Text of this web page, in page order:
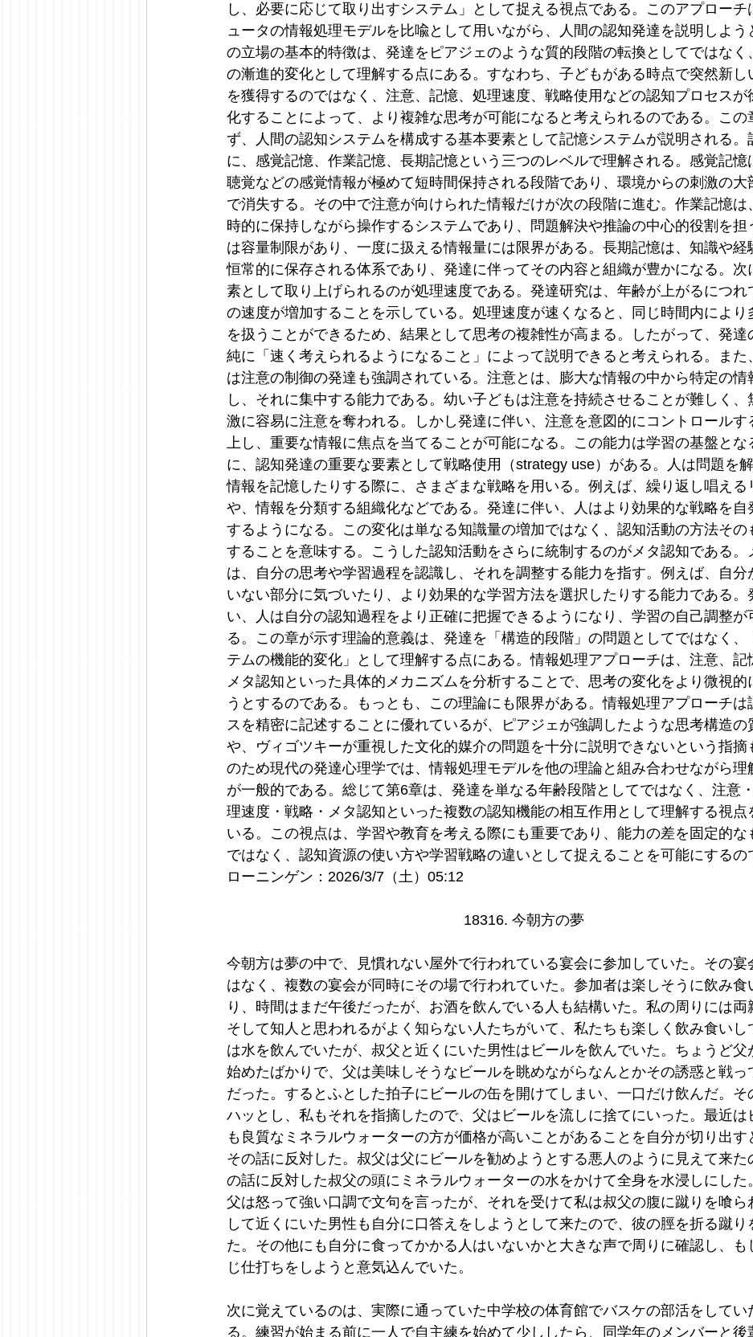
し、必要に応じて取り出すシステム」として捉える視点である。このアプローチ
ュータの情報処理モデルを比喩として用いながら、人間の認知発達を説明しよう
の立場の基本的特徴は、発達をピアジェのような質的段階の転換としてではなく
の漸進的変化として理解する点にある。すなわち、子どもがある時点で突然新し
を獲得するのではなく、注意、記憶、処理速度、戦略使用などの認知プロセスが
化することによって、より複雑な思考が可能になると考えられるのである。この
ず、人間の認知システムを構成する基本要素として記憶システムが説明される。
に、感覚記憶、作業記憶、長期記憶という三つのレベルで理解される。感覚記憶
聴覚などの感覚情報が極めて短時間保持される段階であり、環境からの刺激の大
で消失する。その中で注意が向けられた情報だけが次の段階に進む。作業記憶は
時的に保持しながら操作するシステムであり、問題解決や推論の中心的役割を担
は容量制限があり、一度に扱える情報量には限界がある。長期記憶は、知識や経
恒常的に保存される体系であり、発達に伴ってその内容と組織が豊かになる。次
素として取り上げられるのが処理速度である。発達研究は、年齢が上がるにつれ
の速度が増加することを示している。処理速度が速くなると、同じ時間内により
を扱うことができるため、結果として思考の複雑性が高まる。したがって、発達
純に「速く考えられるようになること」によって説明できると考えられる。また
は注意の制御の発達も強調されている。注意とは、膨大な情報の中から特定の情
し、それに集中する能力である。幼い子どもは注意を持続させることが難しく、
激に容易に注意を奪われる。しかし発達に伴い、注意を意図的にコントロールす
上し、重要な情報に焦点を当てることが可能になる。この能力は学習の基盤とな
に、認知発達の重要な要素として戦略使用（strategy use）がある。人は問題を
情報を記憶したりする際に、さまざまな戦略を用いる。例えば、繰り返し唱える
や、情報を分類する組織化などである。発達に伴い、人はより効果的な戦略を自
するようになる。この変化は単なる知識量の増加ではなく、認知活動の方法その
することを意味する。こうした認知活動をさらに統制するのがメタ認知である。
は、自分の思考や学習過程を認識し、それを調整する能力を指す。例えば、自分
いない部分に気づいたり、より効果的な学習方法を選択したりする能力である。
い、人は自分の認知過程をより正確に把握できるようになり、学習の自己調整が
る。この章が示す理論的意義は、発達を「構造的段階」の問題としてではなく、
テムの機能的変化」として理解する点にある。情報処理アプローチは、注意、記
メタ認知といった具体的メカニズムを分析することで、思考の変化をより微視的
うとするのである。もっとも、この理論にも限界がある。情報処理アプローチは
スを精密に記述することに優れているが、ピアジェが強調したような思考構造の
や、ヴィゴツキーが重視した文化的媒介の問題を十分に説明できないという指摘
のため現代の発達心理学では、情報処理モデルを他の理論と組み合わせながら理
が一般的である。総じて第6章は、発達を単なる年齢段階としてではなく、注意
理速度・戦略・メタ認知といった複数の認知機能の相互作用として理解する視点
いる。この視点は、学習や教育を考える際にも重要であり、能力の差を固定的な
ではなく、認知資源の使い方や学習戦略の違いとして捉えることを可能にするの
ローニンゲン：2026/3/7（土）05:12
18316. 今朝方の夢
今朝方は夢の中で、見慣れない屋外で行われている宴会に参加していた。その宴
はなく、複数の宴会が同時にその場で行われていた。参加者は楽しそうに飲み食
り、時間はまだ午後だったが、お酒を飲んでいる人も結構いた。私の周りには両
そして知人と思われるがよく知らない人たちがいて、私たちも楽しく飲み食いし
は水を飲んでいたが、叔父と近くにいた男性はビールを飲んでいた。ちょうど父
始めたばかりで、父は美味しそうなビールを眺めながらなんとかその誘惑と戦っ
だった。するとふとした拍子にビールの缶を開けてしまい、一口だけ飲んだ。そ
ハッとし、私もそれを指摘したので、父はビールを流しに捨てにいった。最近は
も良質なミネラルウォーターの方が価格が高いことがあることを自分が切り出す
その話に反対した。叔父は父にビールを勧めようとする悪人のように見えて来た
の話に反対した叔父の頭にミネラルウォーターの水をかけて全身を水浸しにした
父は怒って強い口調で文句を言ったが、それを受けて私は叔父の腹に蹴りを喰ら
して近くにいた男性も自分に口答えをしようとして来たので、彼の脛を折る蹴り
た。その他にも自分に食ってかかる人はいないかと大きな声で周りに確認し、も
じ仕打ちをしようと意気込んでいた。
次に覚えているのは、実際に通っていた中学校の体育館でバスケの部活をしてい
る。練習が始まる前に一人で自主練を始めて少ししたら、同学年のメンバーと後